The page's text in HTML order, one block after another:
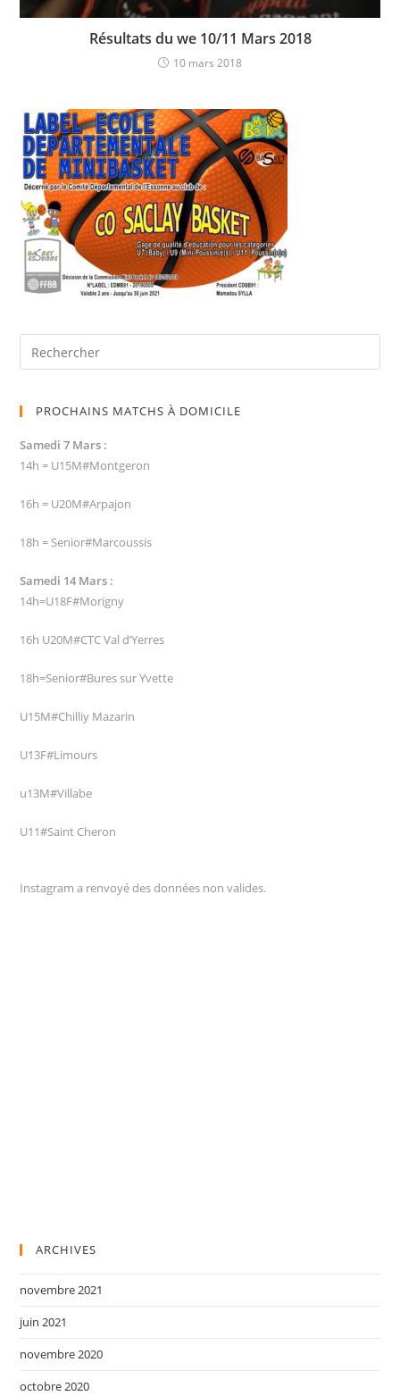
Résultats du we 10/11 Mars 2018
10 mars 2018
PROCHAINS MATCHS À DOMICILE
Samedi 7 Mars :
14h = U15M#Montgeron
16h = U20M#Arpajon
18h = Senior#Marcoussis
Samedi 14 Mars :
14h=U18F#Morigny
16h U20M#CTC Val d’Yerres
18h=Senior#Bures sur Yvette
U15M#Chilliy Mazarin
U13F#Limours
u13M#Villabe
U11#Saint Cheron
Instagram a renvoyé des données non valides.
ARCHIVES
novembre 2021
juin 2021
novembre 2020
octobre 2020